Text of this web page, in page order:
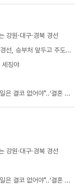
를 잡았다고요~ 안 믿어
강원·대구·경북 경선
민주당 8일 제주·인천, 9일 강원·대구·경북 순회 경선, 승부처 앞두고 주도권 잡기
징야
이재명 대통령 "국가 정책 때문에 결혼 망설이는 일은 결코 없어야"..‘결혼 페널티’ 제도 상 불이익 면밀히 조사 지시
강원·대구·경북 경선
이재명 대통령 "국가 정책 때문에 결혼 망설이는 일은 결코 없어야"..‘결혼 페널티’ 제도 상 불이익 면밀히 조사 지시